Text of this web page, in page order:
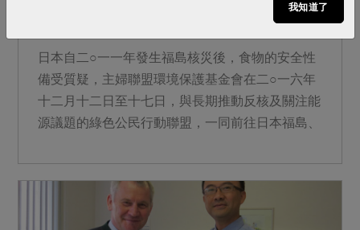
日本自二○一一年發生福島核災後，食物的安全性
備受質疑，主婦聯盟環境保護基金會在二○一六年
十二月十二日至十七日，與長期推動反核及關注能
源議題的綠色公民行動聯盟，一同前往日本福島、
我知道了